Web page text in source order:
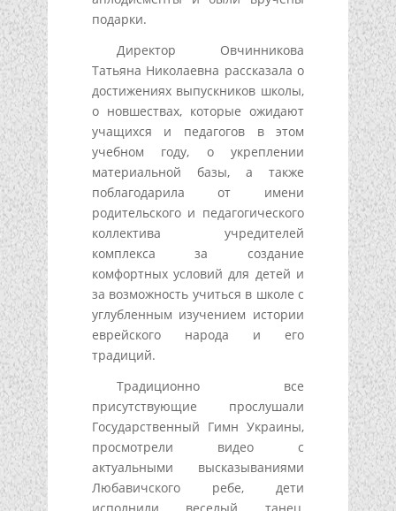
подарки.
Директор Овчинникова
Татьяна Николаевна рассказала о
достижениях выпускников школы,
о новшествах, которые ожидают
учащихся и педагогов в этом
учебном году, о укреплении
материальной базы, а также
поблагодарила от имени
родительского и педагогического
коллектива учредителей
комплекса за создание
комфортных условий для детей и
за возможность учиться в школе с
углубленным изучением истории
еврейского народа и его
традиций.
Традиционно все
присутствующие прослушали
Государственный Гимн Украины,
просмотрели видео с
актуальными высказываниями
Любавичского ребе, дети